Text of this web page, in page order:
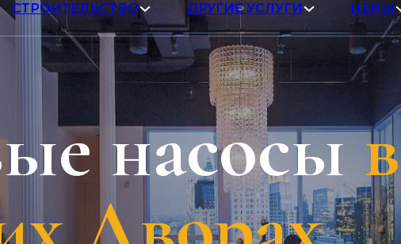
СТРОИТЕЛЬСТВО ДРУГИЕ УСЛУГИ ЦЕНЫ
насосыв